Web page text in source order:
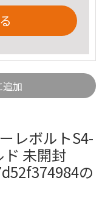
加
レボルトS4-
未開封
の